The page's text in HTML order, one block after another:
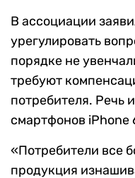
В ассоциации
урегулировать
порядке не
требуют
потребителя. Речь
смартфонов iPhone
«Потребители все
продукция